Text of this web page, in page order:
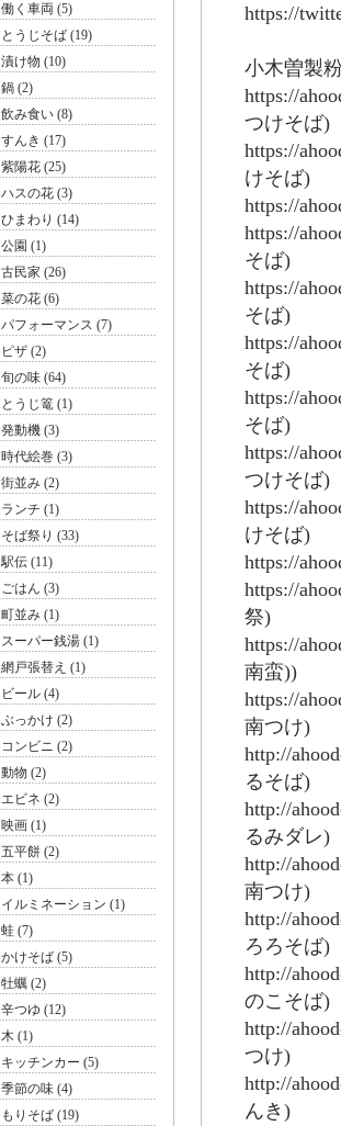
働く車両 (5)
とうじそば (19)
漬け物 (10)
鍋 (2)
飲み食い (8)
すんき (17)
紫陽花 (25)
ハスの花 (3)
ひまわり (14)
公園 (1)
古民家 (26)
菜の花 (6)
パフォーマンス (7)
ピザ (2)
旬の味 (64)
とうじ篭 (1)
発動機 (3)
時代絵巻 (3)
街並み (2)
ランチ (1)
そば祭り (33)
駅伝 (11)
ごはん (3)
町並み (1)
スーパー銭湯 (1)
網戸張替え (1)
ビール (4)
ぶっかけ (2)
コンビニ (2)
動物 (2)
エビネ (2)
映画 (1)
五平餅 (2)
本 (1)
イルミネーション (1)
蛙 (7)
かけそば (5)
牡蠣 (2)
辛つゆ (12)
木 (1)
キッチンカー (5)
季節の味 (4)
もりそば (19)
https://
小木曽製
https://
つけそば)
https://
けそば)
https://
https://
そば)
https://
そば)
https://
そば)
https://
そば)
https://
つけそば)
https://
けそば)
https://
https://
祭)
https://
南蛮))
https://
南つけ)
http://
るそば)
http://
るみダレ)
http://
南つけ)
http://
ろろそば)
http://
のこそば)
http://
つけ)
http://
んき)